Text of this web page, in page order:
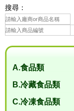
搜尋：
A.食品類
B.冷藏食品類
C.冷凍食品類